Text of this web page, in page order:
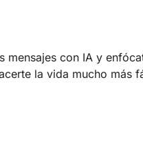
mensajes con IA y
la vida mucho más